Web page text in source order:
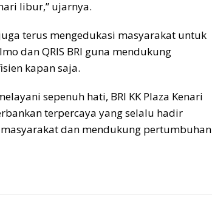
libur,” ujarnya.
terus mengedukasi masyarakat untuk
dan QRIS BRI guna mendukung
kapan saja.
sepenuh hati, BRI KK Plaza Kenari
terpercaya yang selalu hadir
dan mendukung pertumbuhan